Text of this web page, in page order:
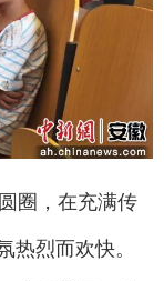
圈，在充满传
热烈而欢快。